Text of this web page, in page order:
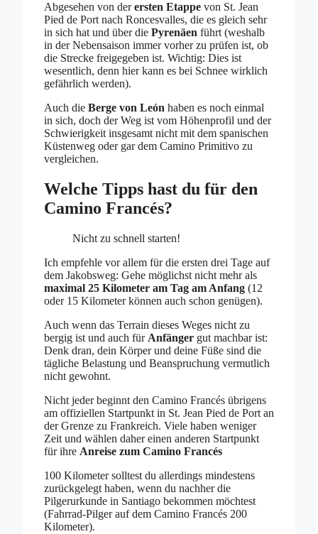
Abgesehen von derersten Etappe von St. Jean
Pied de Port nach Roncesvalles, die es gleich sehr
in sich hat und über die Pyrenäen führt (weshalb
in der Nebensaison immer vorher zu prüfen ist, ob
die Strecke freigegeben ist. Wichtig: Dies ist
wesentlich, denn hier kann es bei Schnee wirklich
gefährlich werden).
Auch die Berge von León haben es noch einmal
in sich, doch der Weg ist vom Höhenprofil und der
Schwierigkeit insgesamt nicht mit dem spanischen
Küstenweg oder gar dem Camino Primitivo zu
vergleichen.
Welche Tipps hast du für den
Camino Francés?
Nicht zu schnell starten!
Ich empfehle vor allem für die ersten drei Tage auf
dem Jakobsweg: Gehe möglichst nicht mehr als
maximal 25 Kilometer am Tag am Anfang (12
oder 15 Kilometer können auch schon genügen).
Auch wenn das Terrain dieses Weges nicht zu
bergig ist und auch für Anfänger gut machbar ist:
Denk dran, dein Körper und deine Füße sind die
tägliche Belastung und Beanspruchung vermutlich
nicht gewohnt.
Nicht jeder beginnt den Camino Francés übrigens
am offiziellen Startpunkt in St. Jean Pied de Port an
der Grenze zu Frankreich. Viele haben weniger
Zeit und wählen daher einen anderen Startpunkt
für ihre Anreise zum Camino Francés
100 Kilometer solltest du allerdings mindestens
zurückgelegt haben, wenn du nachher die
Pilgerurkunde in Santiago bekommen möchtest
(Fahrrad-Pilger auf dem Camino Francés 200
Kilometer).